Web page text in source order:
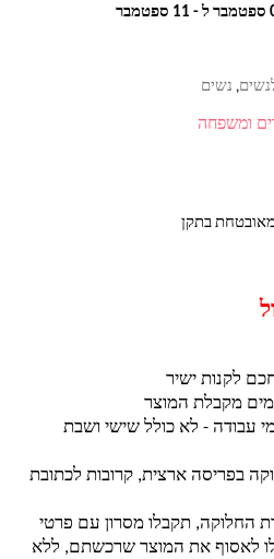
, נשים
ומשפחה
מאובטחת בתקן
לקנות ישיר
אספקה - עד 15-20 ימי עבודה - לא כולל שישי ושבת
בפריסה ארצית, קרובות לכתובת
החלוקה, תקבלו מסרון עם פרטי
לאסוף את המוצר שרכשתם, ללא